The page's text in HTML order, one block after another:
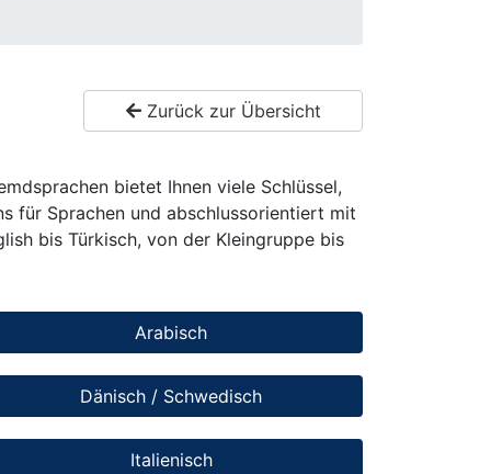
Zurück zur Übersicht
bietet Ihnen viele Schlüssel,
für Sprachen und abschlussorientiert mit
bis Türkisch, von der Kleingruppe bis
Arabisch
Dänisch / Schwedisch
Italienisch